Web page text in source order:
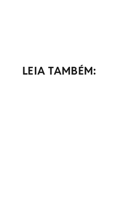
LEIA TAMBÉM: